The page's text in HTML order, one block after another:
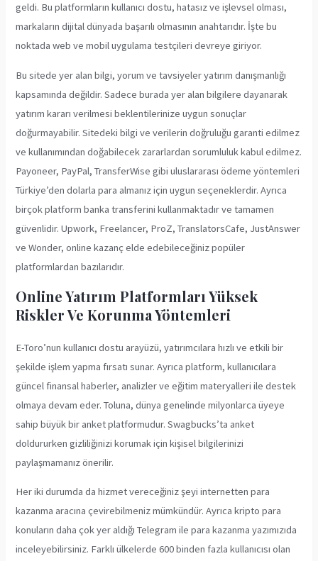
geldi. Bu platformların kullanıcı dostu, hatasız ve işlevsel olması,
markaların dijital dünyada başarılı olmasının anahtarıdır. İşte bu
noktada web ve mobil uygulama testçileri devreye giriyor.
Bu sitede yer alan bilgi, yorum ve tavsiyeler yatırım danışmanlığı
kapsamında değildir. Sadece burada yer alan bilgilere dayanarak
yatırım kararı verilmesi beklentilerinize uygun sonuçlar
doğurmayabilir. Sitedeki bilgi ve verilerin doğruluğu garanti edilmez
ve kullanımından doğabilecek zararlardan sorumluluk kabul edilmez.
Payoneer, PayPal, TransferWise gibi uluslararası ödeme yöntemleri
Türkiye’den dolarla para almanız için uygun seçeneklerdir. Ayrıca
birçok platform banka transferini kullanmaktadır ve tamamen
güvenlidir. Upwork, Freelancer, ProZ, TranslatorsCafe, JustAnswer
ve Wonder, online kazanç elde edebileceğiniz popüler
platformlardan bazılarıdır.
Online Yatırım Platformları Yüksek
Riskler Ve Korunma Yöntemleri
E-Toro’nun kullanıcı dostu arayüzü, yatırımcılara hızlı ve etkili bir
şekilde işlem yapma fırsatı sunar. Ayrıca platform, kullanıcılara
güncel finansal haberler, analizler ve eğitim materyalleri ile destek
olmaya devam eder. Toluna, dünya genelinde milyonlarca üyeye
sahip büyük bir anket platformudur. Swagbucks’ta anket
doldururken gizliliğinizi korumak için kişisel bilgilerinizi
paylaşmamanız önerilir.
Her iki durumda da hizmet vereceğiniz şeyi internetten para
kazanma aracına çevirebilmeniz mümkündür. Ayrıca kripto para
konuların daha çok yer aldığı Telegram ile para kazanma yazımızıda
inceleyebilirsiniz. Farklı ülkelerde 600 binden fazla kullanıcısı olan